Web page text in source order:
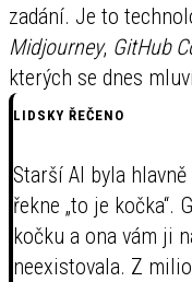
zadání. Je to
Midjourney, GitHub
kterých se dnes
LIDSKY ŘEČENO
Starší AI byla
řekne „to je kočka“.
kočku a ona vám ji
neexistovala. Z